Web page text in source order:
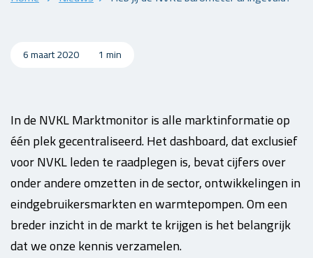
6 maart 2020 1 min
In de NVKL Marktmonitor is alle marktinformatie op
één plek gecentraliseerd. Het dashboard, dat exclusief
voor NVKL leden te raadplegen is, bevat cijfers over
onder andere omzetten in de sector, ontwikkelingen in
eindgebruikersmarkten en warmtepompen. Om een
breder inzicht in de markt te krijgen is het belangrijk
dat we onze kennis verzamelen.